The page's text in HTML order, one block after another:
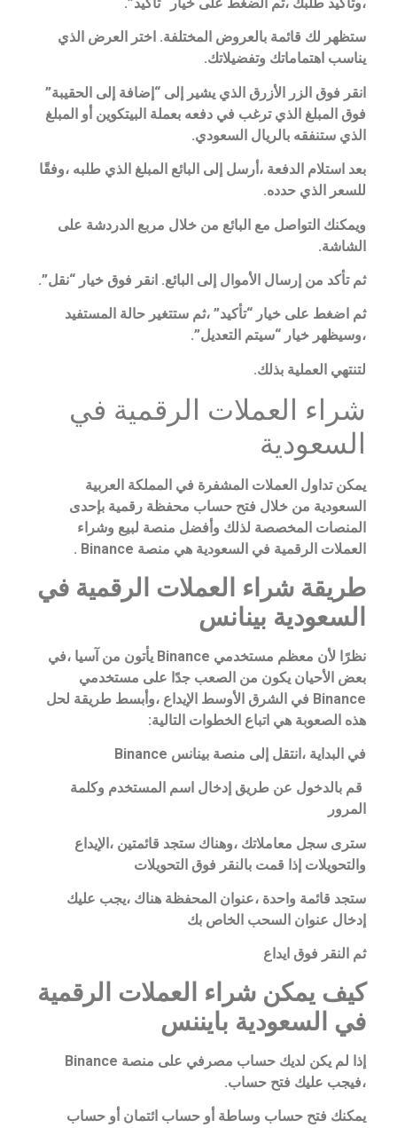
ستظهر لك قائمة بالعروض المختلفة. اختر العرض الذي
يناسب اهتماماتك وتفضيلاتك.
انقر فوق الزر الأزرق الذي يشير إلى “إضافة إلى الحقيبة”
فوق المبلغ الذي ترغب في دفعه بعملة البيتكوين أو المبلغ
الذي ستنفقه بالريال السعودي.
بعد استلام الدفعة ،أرسل إلى البائع المبلغ الذي طلبه ،وفقًا
للسعر الذي حدده.
ويمكنك التواصل مع البائع من خلال مربع الدردشة على
الشاشة.
ثم تأكد من إرسال الأموال إلى البائع. انقر فوق خيار “نقل”.
ثم اضغط على خيار “تأكيد” ،ثم ستتغير حالة المستفيد
،وسيظهر خيار “سيتم التعديل”.
لتنتهي العملية بذلك.
شراء العملات الرقمية في
السعودية
يمكن تداول العملات المشفرة في المملكة العربية
السعودية من خلال فتح حساب محفظة رقمية بإحدى
المنصات المخصصة لذلك وأفضل منصة لبيع وشراء
العملات الرقمية في السعودية هي منصة Binance .
طريقة شراء العملات الرقمية في
السعودية بينانس
نظرًا لأن معظم مستخدمي Binance يأتون من آسيا ،في
بعض الأحيان يكون من الصعب جدًا على مستخدمي
Binance في الشرق الأوسط الإيداع ،وأبسط طريقة لحل
هذه الصعوبة هي اتباع الخطوات التالية:
في البداية ،انتقل إلى منصة بينانس Binance
قم بالدخول عن طريق إدخال اسم المستخدم وكلمة
المرور
سترى سجل معاملاتك ،وهناك ستجد قائمتين ،الإيداع
والتحويلات إذا قمت بالنقر فوق التحويلات
ستجد قائمة واحدة ،عنوان المحفظة هناك ،يجب عليك
إدخال عنوان السحب الخاص بك
ثم النقر فوق ايداع
كيف يمكن شراء العملات الرقمية
في السعودية بايننس
إذا لم يكن لديك حساب مصرفي على منصة Binance
،فيجب عليك فتح حساب.
يمكنك فتح حساب وساطة أو حساب ائتمان أو حساب